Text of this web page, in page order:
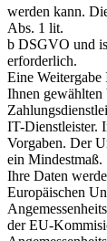
werden kann.
Abs. 1 lit.
b DSGVO und
erforderlich.
Eine Weitergabe
Ihnen gewählten
IT-Dienstleister.
Vorgaben. Der
ein Mindestmaß.
Ihre Daten
Europäischen
der EU-